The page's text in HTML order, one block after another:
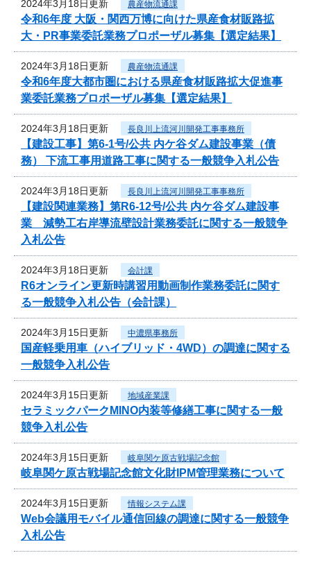
2024年3月18日更新 農産物流通課
令和6年度 大阪・関西万博に向けた県産食材販路拡
大・PR事業委託業務プロポーザル募集【選定結果】
2024年3月18日更新 農産物流通課
令和6年度大都市圏における県産食材販路拡大促進事
業委託業務プロポーザル募集【選定結果】
2024年3月18日更新 長良川上流河川開発工事事務所
【建設工事】第6-1号/公共 内ケ谷ダム建設事業（債
務） 下流工事用道路工事に関する一般競争入札公告
2024年3月18日更新 長良川上流河川開発工事事務所
【建設関連業務】第R6-12号/公共 内ケ谷ダム建設事
業 減勢工右岸導流壁設計業務委託に関する一般競争
入札公告
2024年3月18日更新 会計課
R6オンライン更新時講習用動画制作業務委託に関す
る一般競争入札公告（会計課）
2024年3月15日更新 中濃県事務所
国産軽乗用車（ハイブリッド・4WD）の調達に関する
一般競争入札公告
2024年3月15日更新 地域産業課
セラミックパークMINO内装等修繕工事に関する一般
競争入札公告
2024年3月15日更新 岐阜関ケ原古戦場記念館
岐阜関ケ原古戦場記念館文化財IPM管理業務について
2024年3月15日更新 情報システム課
Web会議用モバイル通信回線の調達に関する一般競争
入札公告